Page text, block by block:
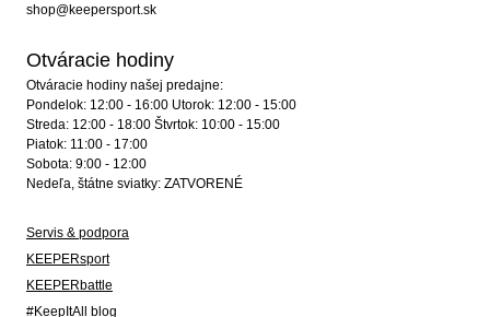
shop@keepersport.sk
Otváracie hodiny
Otváracie hodiny našej predajne:
Pondelok: 12:00 - 16:00 Utorok: 12:00 - 15:00
Streda: 12:00 - 18:00 Štvrtok: 10:00 - 15:00
Piatok: 11:00 - 17:00
Sobota: 9:00 - 12:00
Nedeľa, štátne sviatky: ZATVORENÉ
Servis & podpora
KEEPERsport
KEEPERbattle
#KeepItAll blog